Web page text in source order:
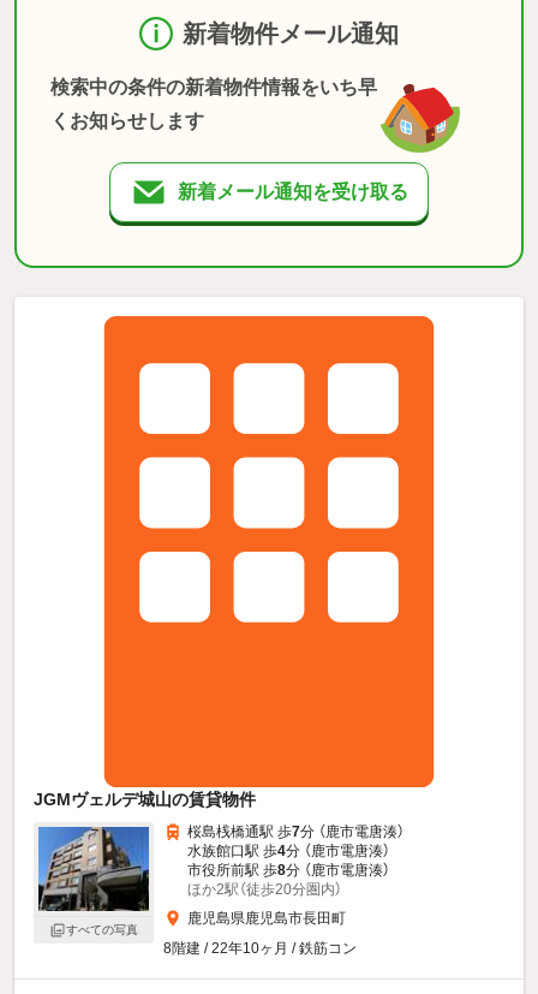
新着物件メール通知
検索中の条件の新着物件情報をいち早
くお知らせします
新着メール通知を受け取る
JGMヴェルデ城山の賃貸物件
すべての写真
桜島桟橋通駅 歩7分 （鹿市電唐湊）
水族館口駅 歩4分 （鹿市電唐湊）
市役所前駅 歩8分 （鹿市電唐湊）
ほか2駅（徒歩20分圏内）
鹿児島県鹿児島市長田町
8階建 / 22年10ヶ月 / 鉄筋コン